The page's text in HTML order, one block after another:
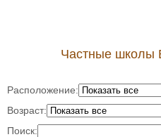
Частные школы
Расположение:
Возраст:
Поиск: